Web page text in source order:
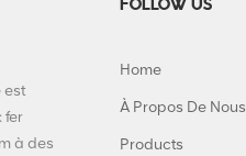
est
fer
à des
FOLLOW US
Home
À Propos De Nous
Products